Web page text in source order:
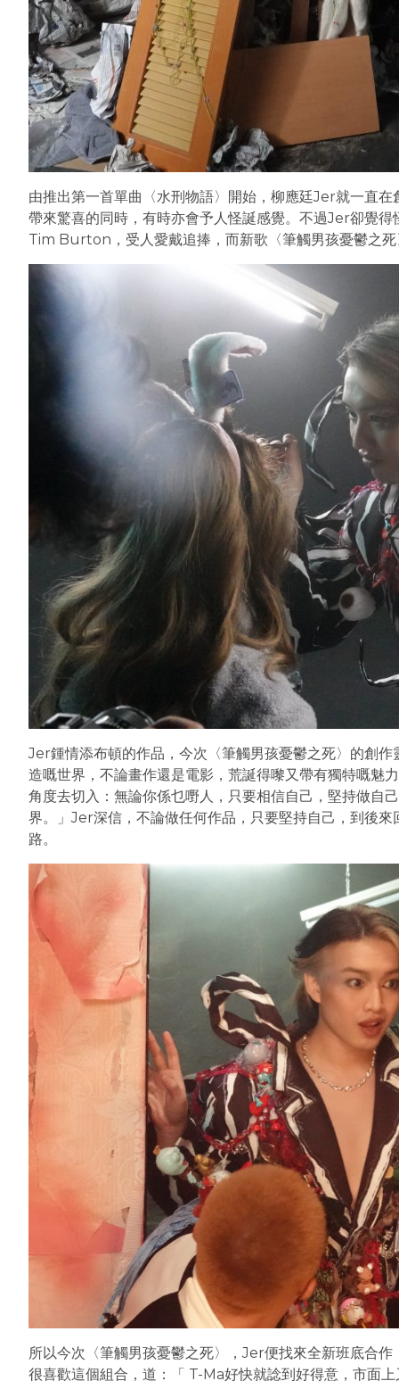
由推出第一首單曲〈水刑物語〉開始，柳應廷Jer就一直
帶來驚喜的同時，有時亦會予人怪誕感覺。不過Jer卻覺
Tim Burton，受人愛戴追捧，而新歌〈筆觸男孩憂鬱之
Jer鍾情添布頓的作品，今次〈筆觸男孩憂鬱之死〉的創
造嘅世界，不論畫作還是電影，荒誕得嚟又帶有獨特嘅魅
角度去切入：無論你係乜嘢人，只要相信自己，堅持做自
界。」Jer深信，不論做任何作品，只要堅持自己，到後
路。
所以今次〈筆觸男孩憂鬱之死〉，Jer便找來全新班底合
很喜歡這個組合，道：「 T-Ma好快就諗到好得意，市面